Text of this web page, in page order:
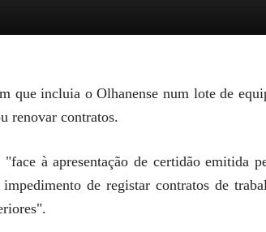
incluia o Olhanense num lote de
renovar contratos.
à apresentação de certidão emitida
de registar contratos de